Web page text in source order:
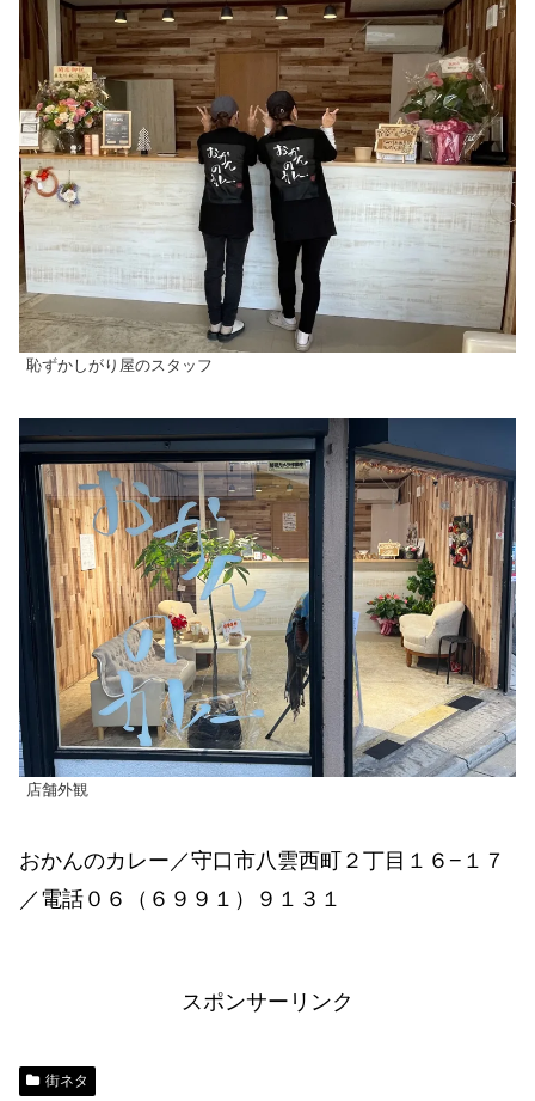
恥ずかしがり屋のスタッフ
店舗外観
おかんのカレー／守口市八雲西町２丁目１６−１７
／電話０６（６９９１）９１３１
スポンサーリンク
街ネタ